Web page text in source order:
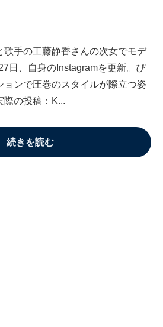
歌手の工藤静香さんの次女でモデ
日、自身のInstagramを更新。ぴ
ョンで圧巻のスタイルが際立つ姿
際の投稿：K...
続きを読む